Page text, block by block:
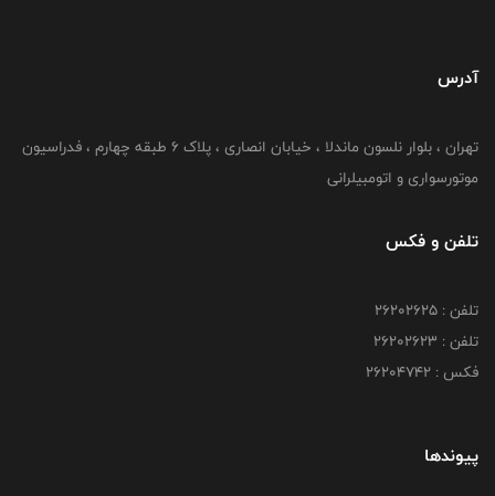
آدرس
تهران ، بلوار نلسون ماندلا ، خیابان انصاری ، پلاک ۶ طبقه چهارم ، فدراسیون
موتورسواری و اتومبیلرانی
تلفن و فکس
تلفن : ۲۶۲۰۲۶۲۵
تلفن : ۲۶۲۰۲۶۲۳
فکس : ۲۶۲۰۴۷۴۲
پیوندها